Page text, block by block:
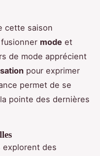
cette saison
mode et
de mode apprécient
pour exprimer
permet de se
pointe des dernières
explorent des